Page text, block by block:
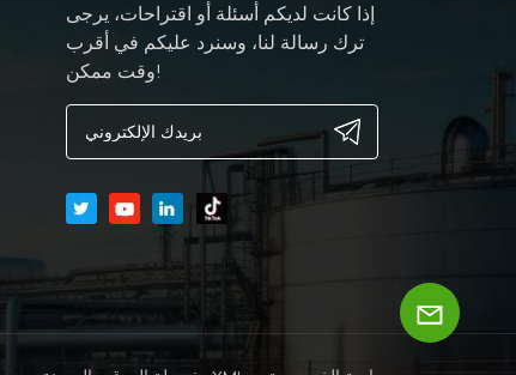
إذا كانت لديكم أسئلة أو اقتراحات، يرجى
ترك رسالة لنا، وسنرد عليكم في أقرب
وقت ممكن!